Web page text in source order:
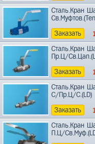
Сталь.Кран
Заказать
Сталь.Кран
Пр.Ц/
Заказать
Сталь.Кран
С/Пр.Ц/С.(LD)
Заказать
Сталь.Кран
П.Ц/